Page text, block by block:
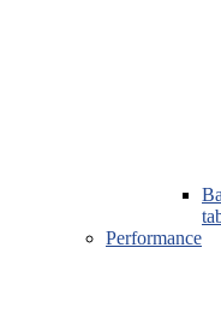
Performance